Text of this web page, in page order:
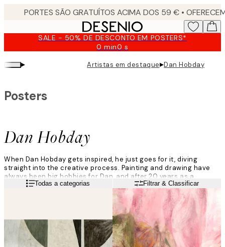
SALE - 50% DE DESCONTO EM POSTERS*
0 min0 s
Válido
2026-
▸ Artistas em destaque▸Dan Hobday
Dan Hobday
Posters
When Dan Hobday gets inspired, he just goes for it, diving
straight into the creative process. Painting and drawing have
always been big hobbies for Dan, and after 20 years as a
graphic designer, he moved to become a full-time artist.
Using mostly acrylics and inks, he’s inspired mainly by history
and the natural world when creating his abstract landscapes
“My biggest challenge when creating is the risk of running out of
paint,” he says.
Leia maisTodas a categorias Filtrar & Classificar